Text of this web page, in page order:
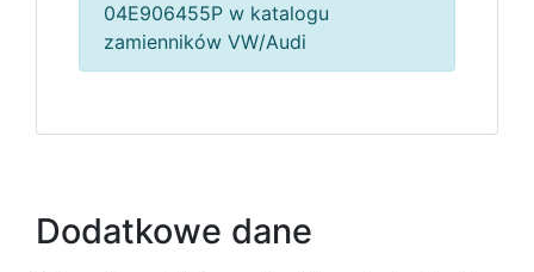
04E906455P w katalogu
zamienników VW/Audi
Dodatkowe dane